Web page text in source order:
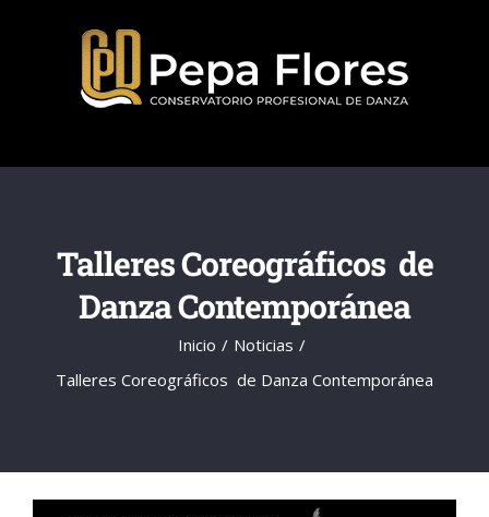
Talleres Coreográficos de
Danza Contemporánea
Inicio
Noticias
Talleres Coreográficos de Danza Contemporánea